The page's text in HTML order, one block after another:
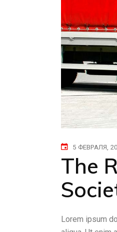
5 ФЕВРАЛЯ,
The
Lorem ipsum